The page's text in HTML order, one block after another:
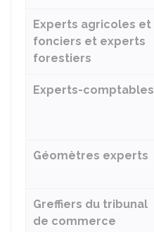
Experts agricoles et
fonciers et experts
forestiers
Experts-comptables
Géomètres experts
Greffiers du tribunal
de commerce